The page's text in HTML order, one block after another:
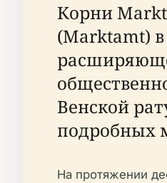
Корни
(Marktamt) в
Венской
подробных
На протяжении